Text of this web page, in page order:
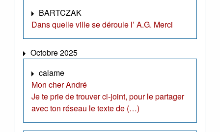
BARTCZAK
Dans quelle ville se déroule l’ A.G. Merci
Octobre 2025
calame
Mon cher André
Je te prie de trouver ci-joint, pour le partager
avec ton réseau le texte de (…)